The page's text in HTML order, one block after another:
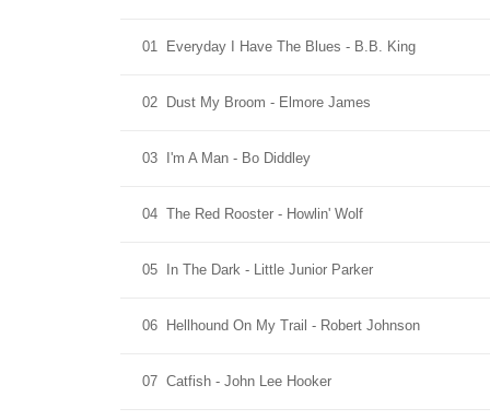
01 Everyday I Have The Blues - B.B. King
02 Dust My Broom - Elmore James
03 I'm A Man - Bo Diddley
04 The Red Rooster - Howlin' Wolf
05 In The Dark - Little Junior Parker
06 Hellhound On My Trail - Robert Johnson
07 Catfish - John Lee Hooker